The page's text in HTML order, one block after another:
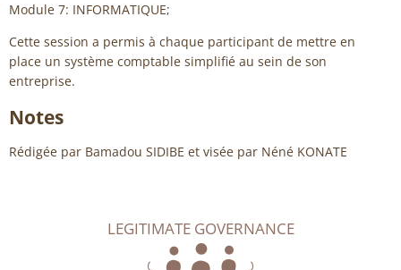
Module 7: INFORMATIQUE;
Cette session a permis à chaque participant de mettre en
place un système comptable simplifié au sein de son
entreprise.
Notes
Rédigée par Bamadou SIDIBE et visée par Néné KONATE
LEGITIMATE GOVERNANCE